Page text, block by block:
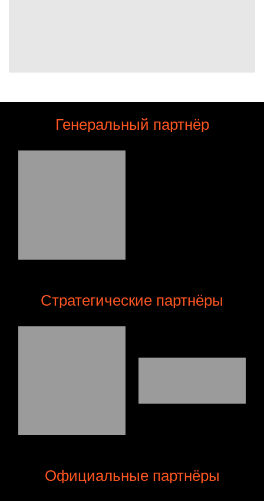
Генеральный партнёр
Стратегические партнёры
Официальные партнёры